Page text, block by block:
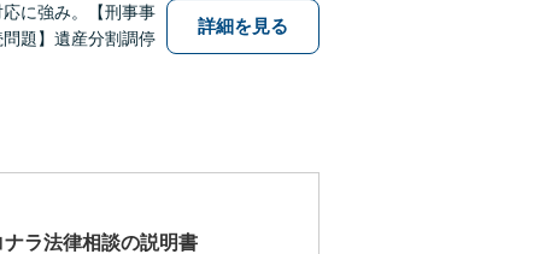
に強み。【刑事事
題】遺産分割調停
詳細を見る
ラ法律相談の説明書